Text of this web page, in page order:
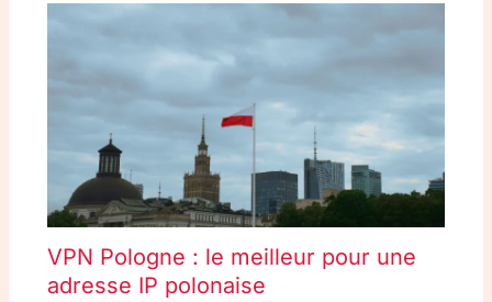
VPN Pologne : le meilleur pour une
adresse IP polonaise